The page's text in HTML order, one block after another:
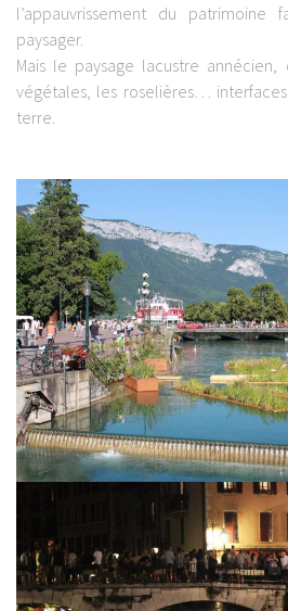
l’appauvrissement du patrimoine
paysager.
Mais le paysage lacustre
végétales, les roselières…
terre.